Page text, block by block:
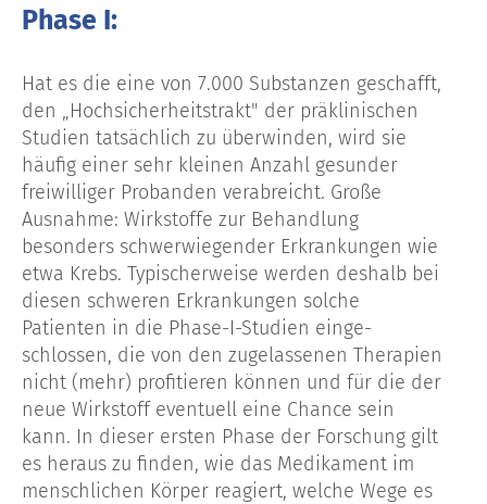
Phase I:
Hat es die eine von 7.000 Substanzen geschafft,
den „Hochsicherheitstrakt" der präklinischen
Studien tatsächlich zu überwinden, wird sie
häufig einer sehr kleinen Anzahl gesunder
freiwilliger Probanden verabreicht. Große
Ausnahme: Wirkstoffe zur Behandlung
besonders schwerwiegender Erkrankungen wie
etwa Krebs. Typischerweise werden deshalb bei
diesen schweren Erkrankungen solche
Patienten in die Phase-I-Studien einge-
schlossen, die von den zugelassenen Therapien
nicht (mehr) profitieren können und für die der
neue Wirkstoff eventuell eine Chance sein
kann. In dieser ersten Phase der Forschung gilt
es heraus zu finden, wie das Medikament im
menschlichen Körper reagiert, welche Wege es